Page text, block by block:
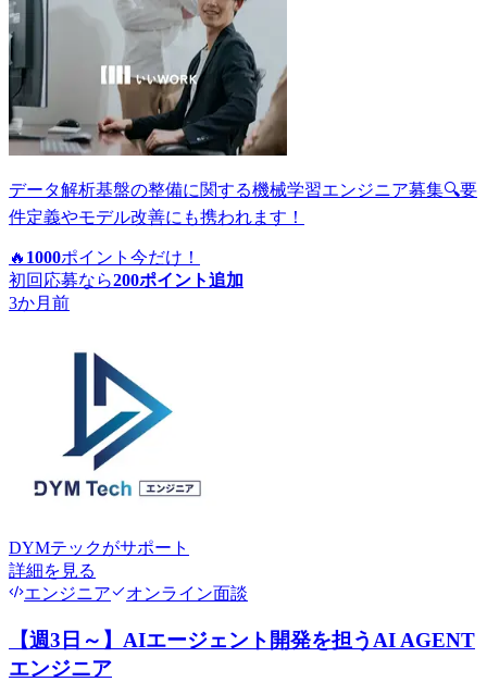
データ解析基盤の整備に関する機械学習エンジニア募集🔍要
件定義やモデル改善にも携われます！
🔥 1000ポイント 今だけ！
初回応募なら200ポイント追加
3か月前
DYMテックがサポート
詳細を見る
エンジニア
オンライン面談
【週3日～】AIエージェント開発を担うAI AGENT
エンジニア